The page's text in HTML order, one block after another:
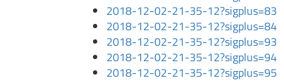
2018-12-02-21-35-12?sigplus=83
2018-12-02-21-35-12?sigplus=84
2018-12-02-21-35-12?sigplus=93
2018-12-02-21-35-12?sigplus=94
2018-12-02-21-35-12?sigplus=95